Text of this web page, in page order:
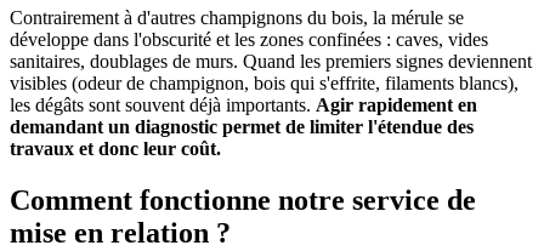
Contrairement à d'autres champignons du bois, la mérule se
développe dans l'obscurité et les zones confinées : caves, vides
sanitaires, doublages de murs. Quand les premiers signes deviennent
visibles (odeur de champignon, bois qui s'effrite, filaments blancs),
les dégâts sont souvent déjà importants. Agir rapidement en
demandant un diagnostic permet de limiter l'étendue des
travaux et donc leur coût.
Comment fonctionne notre service de
mise en relation ?